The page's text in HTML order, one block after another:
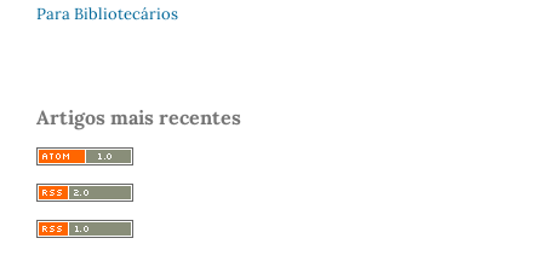
Para Bibliotecários
Artigos mais recentes